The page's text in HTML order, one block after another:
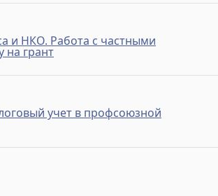
и НКО. Работа с частными
на грант
учет в профсоюзной